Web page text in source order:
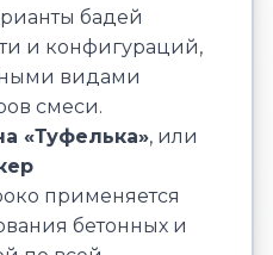
бадей
и конфигураций,
видами
смеси.
«Туфелька», или
применяется
бетонных и